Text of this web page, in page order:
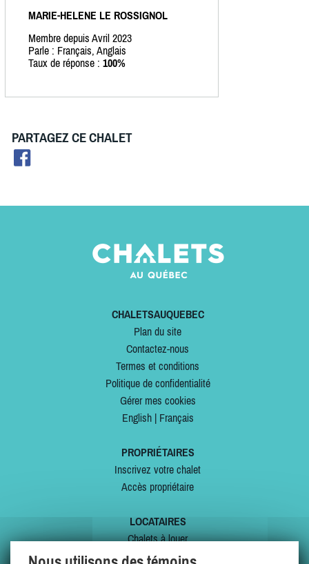
MARIE-HELENE LE ROSSIGNOL
Membre depuis Avril 2023
Parle : Français, Anglais
Taux de réponse : 100%
PARTAGEZ CE CHALET
CHALETSAUQUEBEC
Plan du site
Contactez-nous
Termes et conditions
Politique de confidentialité
Gérer mes cookies
English| Français
PROPRIÉTAIRES
Inscrivez votre chalet
Accès propriétaire
LOCATAIRES
Chalets à louer
Chalets à vendre